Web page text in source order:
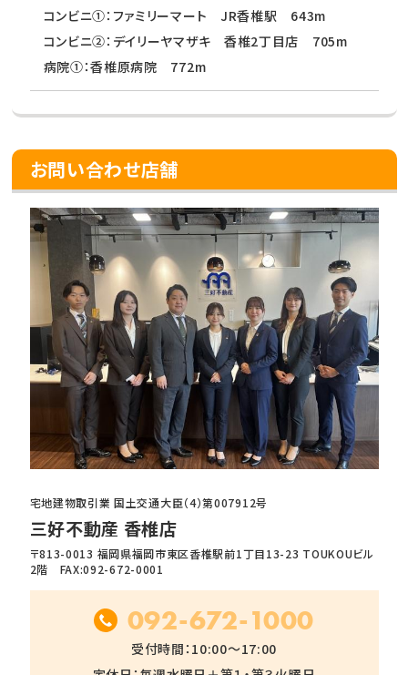
コンビニ①：ファミリーマート JR香椎駅 643m
コンビニ②：デイリーヤマザキ 香椎2丁目店 705m
病院①：香椎原病院 772m
お問い合わせ店舗
宅地建物取引業 国土交通大臣（4）第007912号
三好不動産 香椎店
〒813-0013 福岡県福岡市東区香椎駅前1丁目13-23 TOUKOUビル
2階 FAX:092-672-0001
092-672-1000
受付時間：10:00～17:00